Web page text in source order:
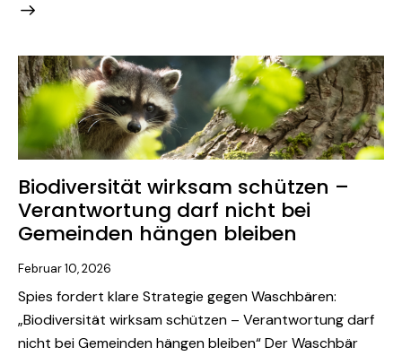
Biodiversität wirksam schützen –
Verantwortung darf nicht bei
Gemeinden hängen bleiben
Februar 10, 2026
Spies fordert klare Strategie gegen Waschbären:
„Biodiversität wirksam schützen – Verantwortung darf
nicht bei Gemeinden hängen bleiben“ Der Waschbär